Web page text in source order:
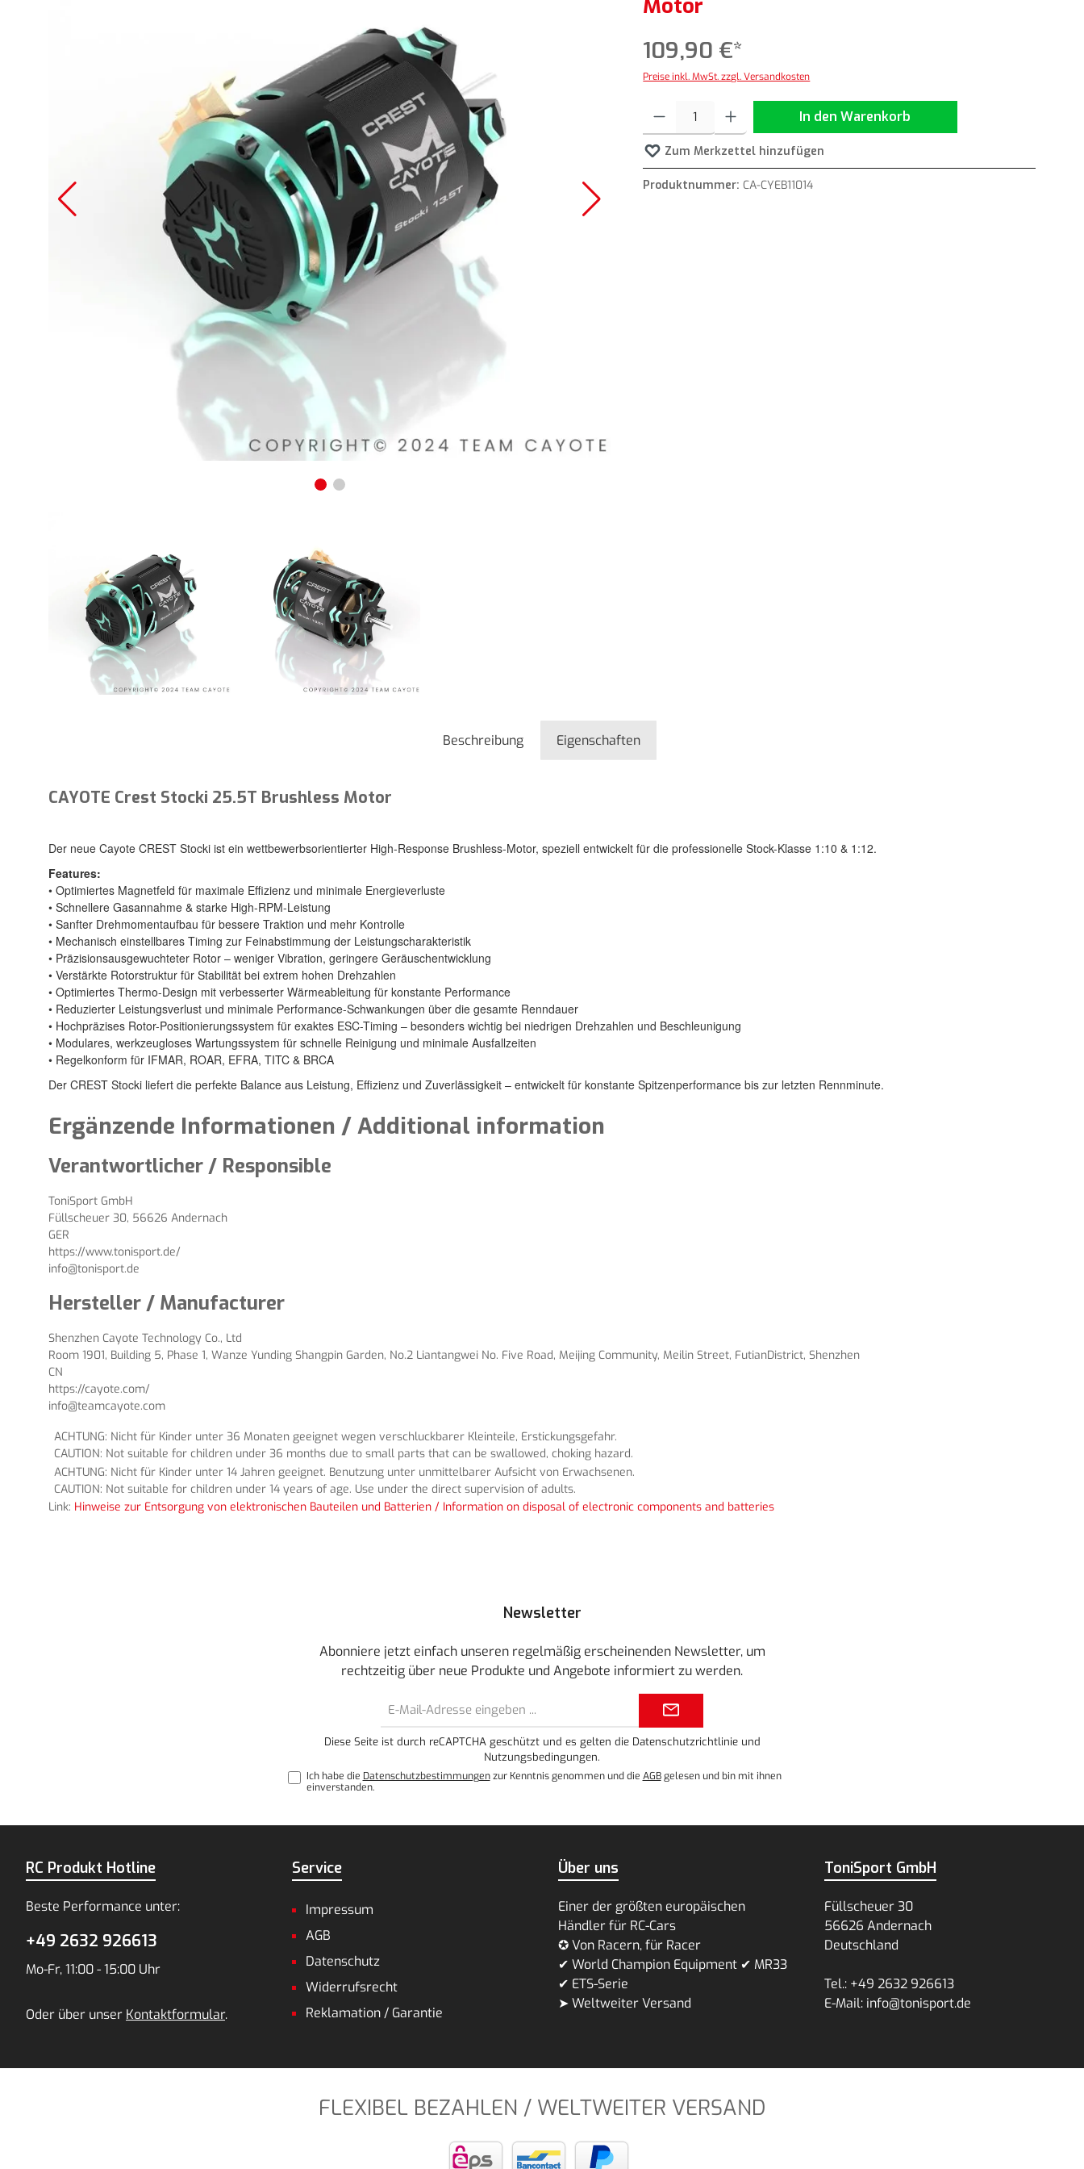
Motor
109,90 €*
Preise inkl. MwSt. zzgl. Versandkosten
In den Warenkorb
Zum Merkzettel hinzufügen
Produktnummer:CA-CYEB11014
Beschreibung Eigenschaften
CAYOTE Crest Stocki 25.5T Brushless Motor
Der neue Cayote CREST Stocki ist ein wettbewerbsorientierter High-Response Brushless-Motor, speziell entwickelt für die professionelle Stock-Klasse 1:10 & 1:12.
Features:
• Optimiertes Magnetfeld für maximale Effizienz und minimale Energieverluste
• Schnellere Gasannahme & starke High-RPM-Leistung
• Sanfter Drehmomentaufbau für bessere Traktion und mehr Kontrolle
• Mechanisch einstellbares Timing zur Feinabstimmung der Leistungscharakteristik
• Präzisionsausgewuchteter Rotor – weniger Vibration, geringere Geräuschentwicklung
• Verstärkte Rotorstruktur für Stabilität bei extrem hohen Drehzahlen
• Optimiertes Thermo-Design mit verbesserter Wärmeableitung für konstante Performance
• Reduzierter Leistungsverlust und minimale Performance-Schwankungen über die gesamte Renndauer
• Hochpräzises Rotor-Positionierungssystem für exaktes ESC-Timing – besonders wichtig bei niedrigen Drehzahlen und Beschleunigung
• Modulares, werkzeugloses Wartungssystem für schnelle Reinigung und minimale Ausfallzeiten
• Regelkonform für IFMAR, ROAR, EFRA, TITC & BRCA
Der CREST Stocki liefert die perfekte Balance aus Leistung, Effizienz und Zuverlässigkeit – entwickelt für konstante Spitzenperformance bis zur letzten Rennminute.
Ergänzende Informationen / Additional information
Verantwortlicher / Responsible
ToniSport GmbH
Füllscheuer 30, 56626 Andernach
GER
https://www.tonisport.de/
info@tonisport.de
Hersteller / Manufacturer
Shenzhen Cayote Technology Co., Ltd
Room 1901, Building 5, Phase 1, Wanze Yunding Shangpin Garden, No.2 Liantangwei No. Five Road, Meijing Community, Meilin Street, FutianDistrict, Shenzhen
CN
https://cayote.com/
info@teamcayote.com
ACHTUNG: Nicht für Kinder unter 36 Monaten geeignet wegen verschluckbarer Kleinteile, Erstickungsgefahr.
CAUTION: Not suitable for children under 36 months due to small parts that can be swallowed, choking hazard.
ACHTUNG: Nicht für Kinder unter 14 Jahren geeignet. Benutzung unter unmittelbarer Aufsicht von Erwachsenen.
CAUTION: Not suitable for children under 14 years of age. Use under the direct supervision of adults.
Link: Hinweise zur Entsorgung von elektronischen Bauteilen und Batterien / Information on disposal of electronic components and batteries
Newsletter
Abonniere jetzt einfach unseren regelmäßig erscheinenden Newsletter, um
rechtzeitig über neue Produkte und Angebote informiert zu werden.
Mail-
Diese Seite ist durch reCAPTCHA geschützt und es gelten die Datenschutzrichtlinieund
Nutzungsbedingungen.
Ich habe die Datenschutzbestimmungenzur Kenntnis genommen und die AGBgelesen und bin mit ihnen
einverstanden.
RC Produkt Hotline
Beste Performance unter:
+49 2632 926613
Mo-Fr, 11:00 - 15:00 Uhr
Oder über unser Kontaktformular.
Service
Impressum
AGB
Datenschutz
Widerrufsrecht
Reklamation / Garantie
Über uns
Einer der größten europäischen
Händler für RC-Cars
✪ Von Racern, für Racer
✔ World Champion Equipment ✔ MR33
✔ ETS-Serie
➤ Weltweiter Versand
ToniSport GmbH
Füllscheuer 30
56626 Andernach
Deutschland
Tel.: +49 2632 926613
E-Mail: info@tonisport.de
FLEXIBEL BEZAHLEN / WELTWEITER VERSAND